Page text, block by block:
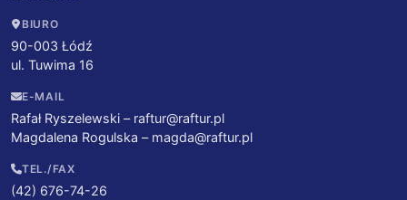
BIURO
90-003 Łódź
ul. Tuwima 16
E-MAIL
Rafał Ryszelewski – raftur@raftur.pl
Magdalena Rogulska – magda@raftur.pl
TEL./FAX
(42) 676-74-26